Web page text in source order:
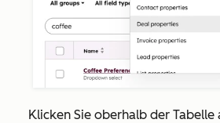
Klicken Sie oberhalb der Tabelle